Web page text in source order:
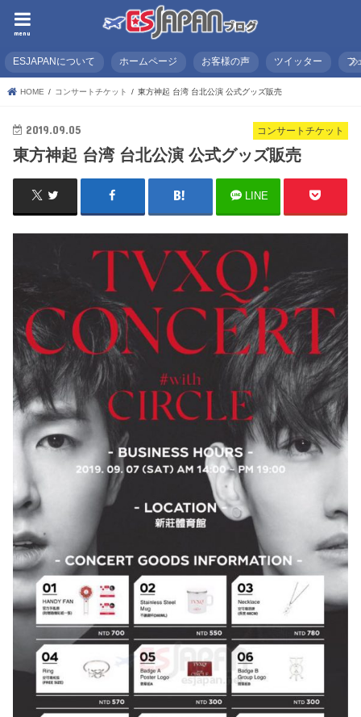
menu
ESJAPANについて ホームページ お客様の声 ツイッター フ
HOME コンサートチケット 東方神起 台湾 台北公演 公式グッズ販売
コンサートチケット
2019.09.05
東方神起 台湾 台北公演 公式グッズ販売
LINE